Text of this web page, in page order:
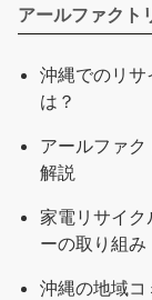
アールファクト
沖縄でのリサ
は？
アールファク
解説
家電リサイク
ーの取り組み
沖縄の地域コ